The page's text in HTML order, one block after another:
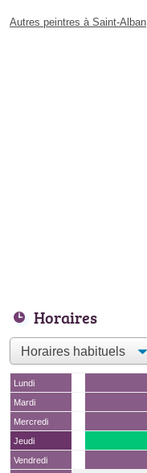
Autres peintres à Saint-Alban
Horaires
Lundi
Mardi
Mercredi
Jeudi
Vendredi